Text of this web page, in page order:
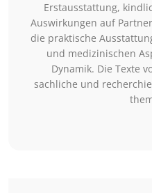
Erstausstattung,
Auswirkungen auf
die praktische
und medizinischen
Dynamik. Die Texte
sachliche und